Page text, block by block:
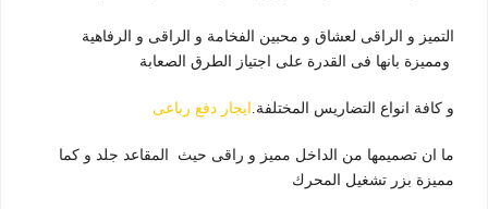
التميز و الراقى لعشاق و محبين الفخامة و الراقى و الرفاهية
ومميزة بانها فى القدرة على اجتياز الطرق الصعابة
و كافة انواع التضاريس المختلفة. ايجار دفع رباعى
ما ان تصميمها من الداخل مميز و راقى حيث المقاعد جلد و كما
مميزة بزر تشغيل المحرك